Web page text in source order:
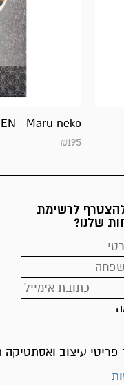
| Maru neko
₪195
לרשימת
שלנו?
עיצוב ואסתטיקה